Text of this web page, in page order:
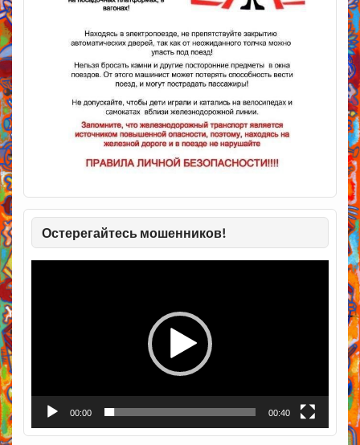
Остерегайтесь мошенников!
00:00 00:40